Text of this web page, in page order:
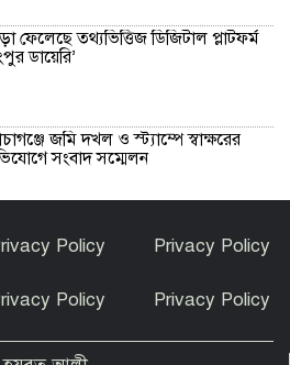
ফেলেছে তথ্যভিত্তিজ ডিজিটাল প্লাটফর্ম
ডায়েরি’
জমি দখল ও স্ট্যাম্পে স্বাক্ষরের
সংবাদ সম্মেলন
ক্যান্টনমেন্ট পাবলিক স্কুল ও
১৩ শিক্ষার্থীর প্রতিনিধিত্ব করার
শক্তিশালী হলেই গণতন্ত্র শক্তিশালী
Policy Privacy Policy
Policy Privacy Policy